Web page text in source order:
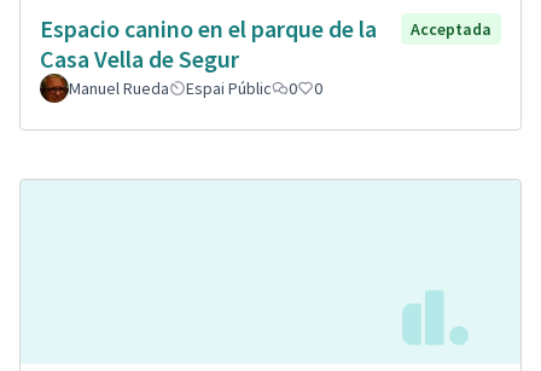
Espacio canino en el parque de la
Casa Vella de Segur
Acceptada
Manuel Rueda Espai Públic 0 0